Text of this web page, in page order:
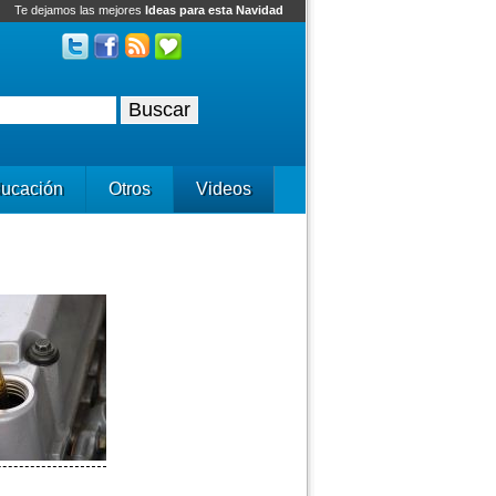
Te dejamos las mejores Ideas para esta Navidad
Otros Videos